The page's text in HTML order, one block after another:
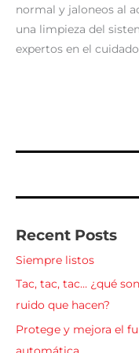
normal y jaloneos al
una limpieza del
expertos en el
Recent Posts
Siempre listos
Tac, tac, tac… ¿qué
ruido que hacen?
Protege y mejora el
automática